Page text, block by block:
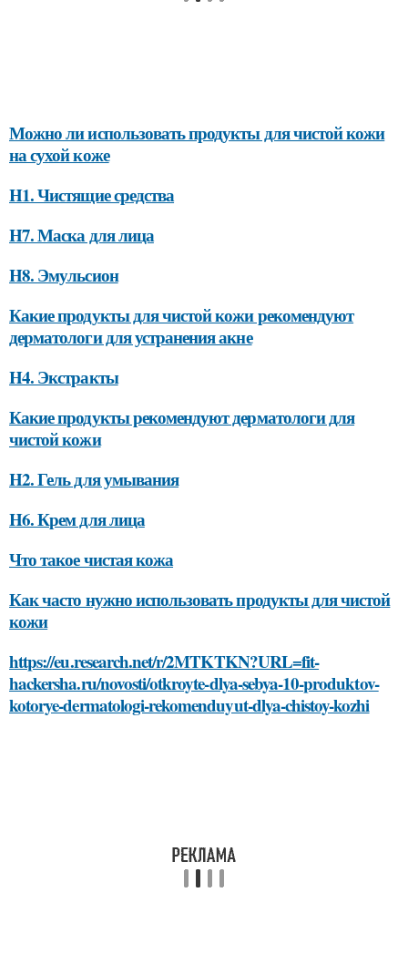
Можно ли использовать продукты для чистой кожи
на сухой коже
H1. Чистящие средства
H7. Маска для лица
H8. Эмульсион
Какие продукты для чистой кожи рекомендуют
дерматологи для устранения акне
H4. Экстракты
Какие продукты рекомендуют дерматологи для
чистой кожи
H2. Гель для умывания
H6. Крем для лица
Что такое чистая кожа
Как часто нужно использовать продукты для чистой
кожи
https://eu.research.net/r/2MTKTKN?URL=fit-
hackersha.ru/novosti/otkroyte-dlya-sebya-10-produktov-
kotorye-dermatologi-rekomenduyut-dlya-chistoy-kozhi